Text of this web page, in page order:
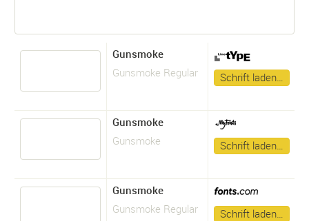
Gunsmoke
Gunsmoke Regular
Schrift laden…
Gunsmoke
Gunsmoke
Schrift laden…
Gunsmoke
Gunsmoke Regular
Schrift laden…